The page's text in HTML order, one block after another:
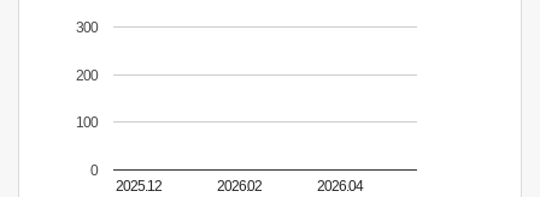
2025.12
2026.02
2026.04
0
100
200
300